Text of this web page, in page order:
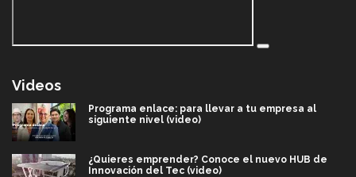
Videos
Programa enlace: para llevar a tu empresa al
siguiente nivel (video)
¿Quieres emprender? Conoce el nuevo HUB de
Innovación del Tec (video)